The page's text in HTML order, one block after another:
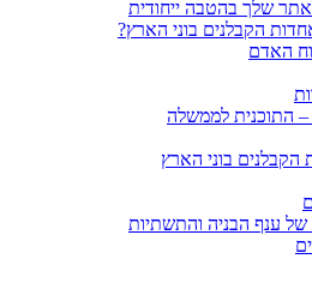
שלך בהטבה ייחודית
הקבלנים בוני הארץ?
האדם
התוכנית לממשלה
הקבלנים בוני הארץ
של ענף הבניה והתשתיות